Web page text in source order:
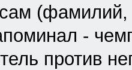
(фамилий,
-
против